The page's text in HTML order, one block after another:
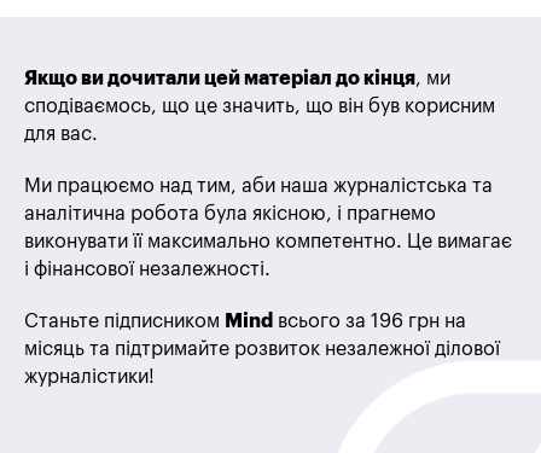
Якщо ви дочитали цей матеріал до кінця, ми
сподіваємось, що це значить, що він був корисним
для вас.
Ми працюємо над тим, аби наша журналістська та
аналітична робота була якісною, і прагнемо
виконувати її максимально компетентно. Це вимагає
і фінансової незалежності.
Станьте підписником Mind всього за 196 грн на
місяць та підтримайте розвиток незалежної ділової
журналістики!